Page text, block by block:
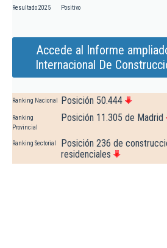
Resultado 2025 Positivo
Accede al Informe
Internacional De
Ranking Nacional Posición 50.444
Ranking
Provincial
Posición 11.305 de Madrid
Ranking Sectorial
Posición 236 de
residenciales